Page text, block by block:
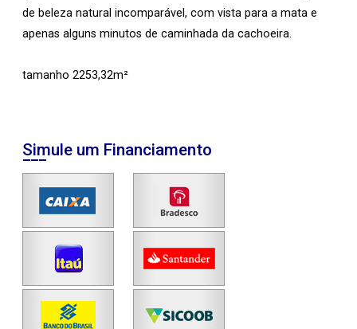
de beleza natural incomparável, com vista para a mata e
apenas alguns minutos de caminhada da cachoeira.
tamanho 2253,32m²
Simule um Financiamento